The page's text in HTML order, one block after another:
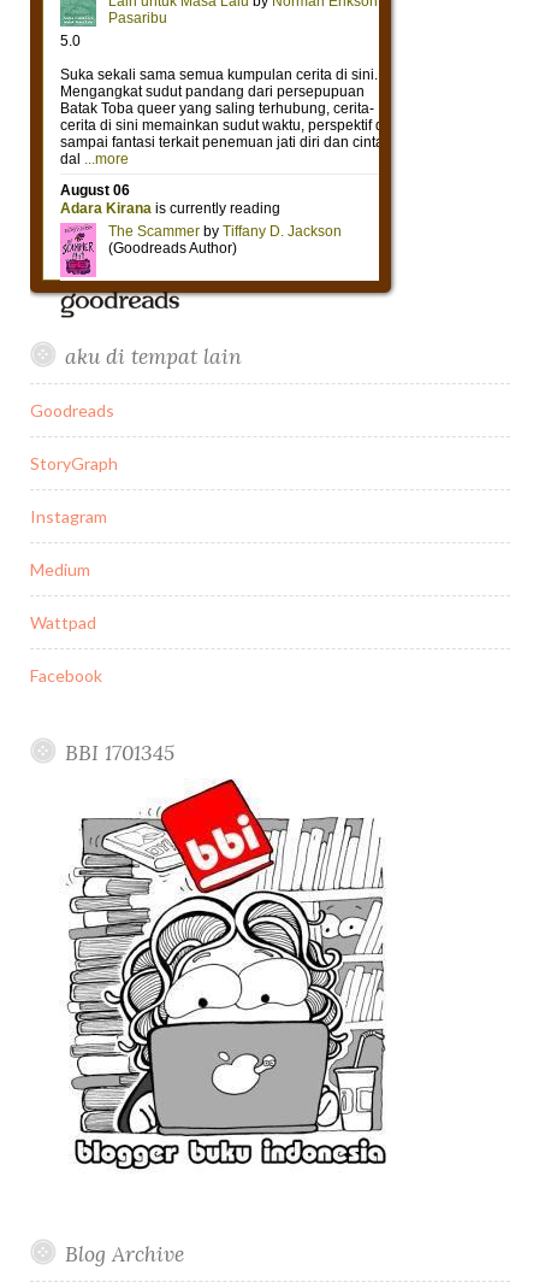
aku di tempat lain
Goodreads
StoryGraph
Instagram
Medium
Wattpad
Facebook
BBI 1701345
Blog Archive